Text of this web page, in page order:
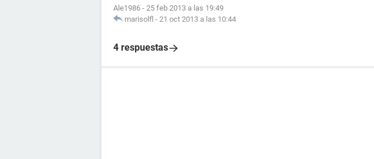
Ale1986 - 25 feb 2013 a las 19:49
marisolfl - 21 oct 2013 a las 10:44
4 respuestas